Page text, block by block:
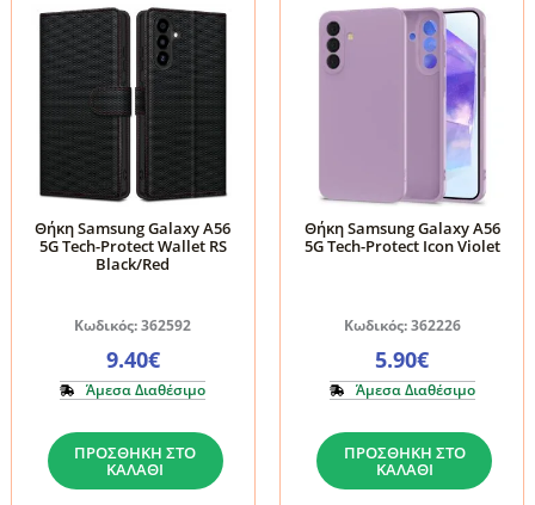
/
A56
5G
/
A37
5G
Tech-
Protect
Wallet
ποσότητα
A56
A37
Magmat
MagSafe
ποσότητα
Θήκη Samsung Galaxy A56
5G Tech-Protect Wallet RS
Black/Red
Κωδικός: 362592
9.40€
Άμεσα Διαθέσιμο
Θήκη
Samsung
Galaxy
ΠΡΟΣΘΉΚΗ ΣΤΟ
ΚΑΛΆΘΙ
Θήκη Samsung Galaxy A56
5G Tech-Protect Icon Violet
Κωδικός: 362226
5.90€
Άμεσα Διαθέσιμο
Θήκη
Samsung
Galaxy
ΠΡΟΣΘΉΚΗ ΣΤΟ
ΚΑΛΆΘΙ